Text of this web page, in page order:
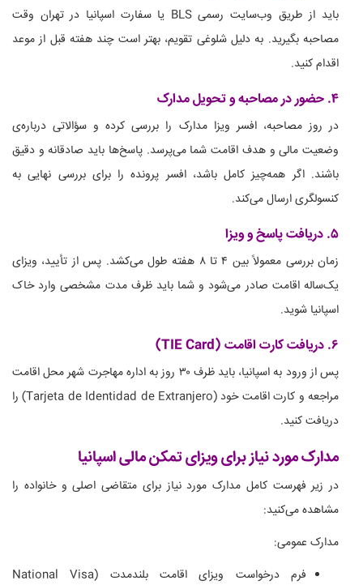
باید از طریق وب‌سایت رسمی BLS یا سفارت اسپانیا در تهران وقت
مصاحبه بگیرید. به دلیل شلوغی تقویم، بهتر است چند هفته قبل از موعد
اقدام کنید.
۴. حضور در مصاحبه و تحویل مدارک
در روز مصاحبه، افسر ویزا مدارک را بررسی کرده و سؤالاتی درباره‌ی
وضعیت مالی و هدف اقامت شما می‌پرسد. پاسخ‌ها باید صادقانه و دقیق
باشند. اگر همه‌چیز کامل باشد، افسر پرونده را برای بررسی نهایی به
کنسولگری ارسال می‌کند.
۵. دریافت پاسخ و ویزا
زمان بررسی معمولاً بین ۴ تا ۸ هفته طول می‌کشد. پس از تأیید، ویزای
یک‌ساله اقامت صادر می‌شود و شما باید ظرف مدت مشخصی وارد خاک
اسپانیا شوید.
۶. دریافت کارت اقامت (TIE Card)
پس از ورود به اسپانیا، باید ظرف ۳۰ روز به اداره مهاجرت شهر محل اقامت
مراجعه و کارت اقامت خود (Tarjeta de Identidad de Extranjero) را
دریافت کنید.
مدارک مورد نیاز برای ویزای تمکن مالی اسپانیا
در زیر فهرست کامل مدارک مورد نیاز برای متقاضی اصلی و خانواده را
مشاهده می‌کنید:
مدارک عمومی:
فرم درخواست ویزای اقامت بلندمدت (National Visa